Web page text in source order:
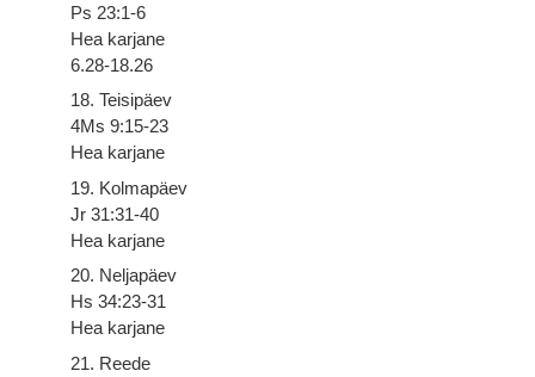
Ps 23:1-6
Hea karjane
6.28-18.26
18. Teisipäev
4Ms 9:15-23
Hea karjane
19. Kolmapäev
Jr 31:31-40
Hea karjane
20. Neljapäev
Hs 34:23-31
Hea karjane
21. Reede